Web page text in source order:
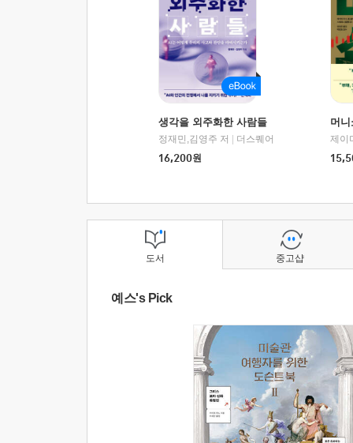
생각을 외주화한 사람들
정재민,김영주 저
더스퀘어
16,200원
머
도서
예스's Pick
중고샵